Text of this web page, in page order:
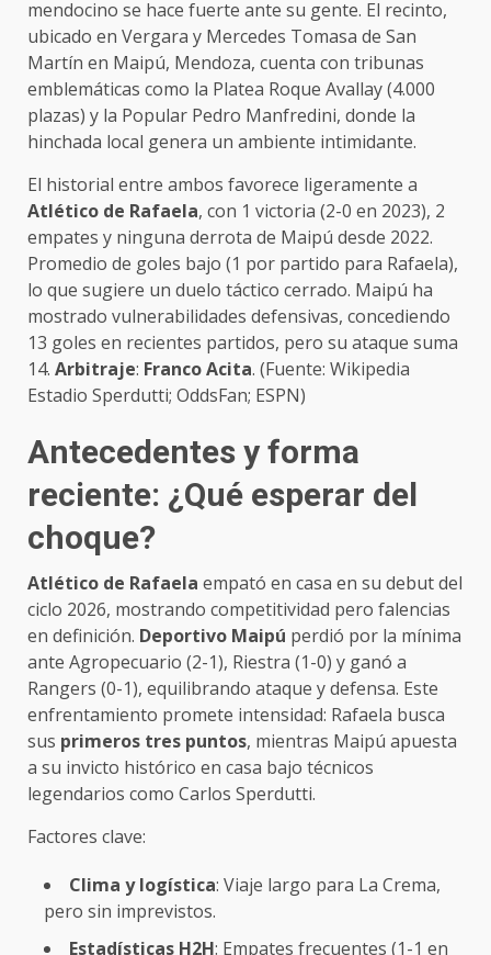
mendocino se hace fuerte ante su gente. El recinto,
ubicado en Vergara y Mercedes Tomasa de San
Martín en Maipú, Mendoza, cuenta con tribunas
emblemáticas como la Platea Roque Avallay (4.000
plazas) y la Popular Pedro Manfredini, donde la
hinchada local genera un ambiente intimidante.
El historial entre ambos favorece ligeramente a
Atlético de Rafaela, con 1 victoria (2-0 en 2023), 2
empates y ninguna derrota de Maipú desde 2022.
Promedio de goles bajo (1 por partido para Rafaela),
lo que sugiere un duelo táctico cerrado. Maipú ha
mostrado vulnerabilidades defensivas, concediendo
13 goles en recientes partidos, pero su ataque suma
14. Arbitraje: Franco Acita. (Fuente: Wikipedia
Estadio Sperdutti; OddsFan; ESPN)
Antecedentes y forma
reciente: ¿Qué esperar del
choque?
Atlético de Rafaela empató en casa en su debut del
ciclo 2026, mostrando competitividad pero falencias
en definición. Deportivo Maipú perdió por la mínima
ante Agropecuario (2-1), Riestra (1-0) y ganó a
Rangers (0-1), equilibrando ataque y defensa. Este
enfrentamiento promete intensidad: Rafaela busca
sus primeros tres puntos, mientras Maipú apuesta
a su invicto histórico en casa bajo técnicos
legendarios como Carlos Sperdutti.
Factores clave:
Clima y logística: Viaje largo para La Crema,
pero sin imprevistos.
Estadísticas H2H: Empates frecuentes (1-1 en